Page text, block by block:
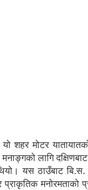
शहर मोटर
लागि
यस ठाउँबाट
मनोरमताको